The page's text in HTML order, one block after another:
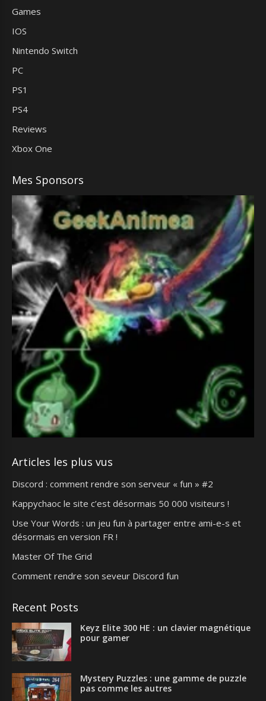
Games
IOS
Nintendo Switch
PC
PS1
PS4
Reviews
Xbox One
Mes Sponsors
Articles les plus vus
Discord : comment rendre son serveur « fun » #2
Kappychaoc le site c’est désormais 50 000 visiteurs !
Use Your Words : un jeu fun à partager entre ami-e-s et
désormais en version FR !
Master Of The Grid
Comment rendre son seveur Discord fun
Recent Posts
Keyz Elite 300 HE : un clavier magnétique
pour gamer
Mystery Puzzles : une gamme de puzzle
pas comme les autres